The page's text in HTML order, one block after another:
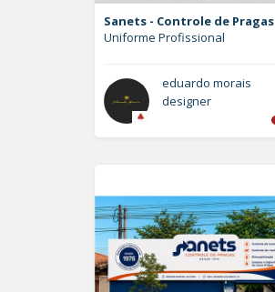
Sanets - Controle de Pragas
Uniforme Profissional
eduardo morais
designer